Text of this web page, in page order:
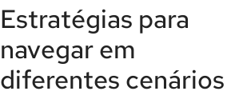
Estratégias para
navegar em
diferentes cenários